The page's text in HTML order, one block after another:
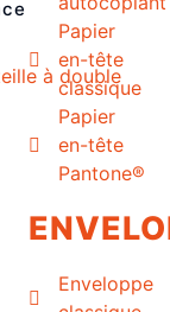
Papier
en-tête
classique
Papier
en-tête
Pantone®
Enveloppe